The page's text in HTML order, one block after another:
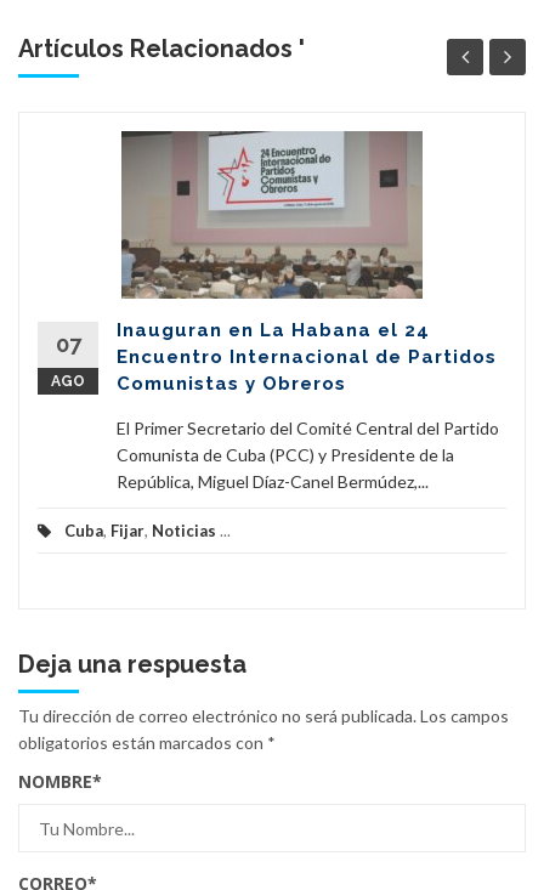
Artículos Relacionados '
07
AGO
Inauguran en La Habana el 24
Encuentro Internacional de Partidos
Comunistas y Obreros
El Primer Secretario del Comité Central del Partido
Comunista de Cuba (PCC) y Presidente de la
República, Miguel Díaz-Canel Bermúdez,...
Cuba, Fijar, Noticias ...
Deja una respuesta
Tu dirección de correo electrónico no será publicada.Los campos
obligatorios están marcados con *
NOMBRE*
CORREO*